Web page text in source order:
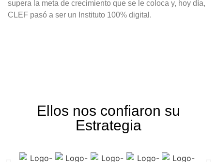
supera la meta de crecimiento que se le coloca y, hoy día,
CLEF pasó a ser un Instituto 100% digital.
Ellos nos confiaron su
Estrategia